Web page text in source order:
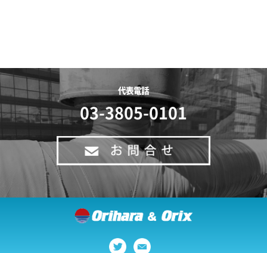
代表電話
03-3805-0101